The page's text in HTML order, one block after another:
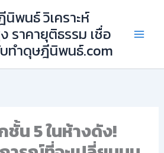
พนธ์ วิเคราะห์
ราคายุติธรรม เชื่อ
ทำดุษฎีนิพนธ์.com
น 5 ในห้างดัง!